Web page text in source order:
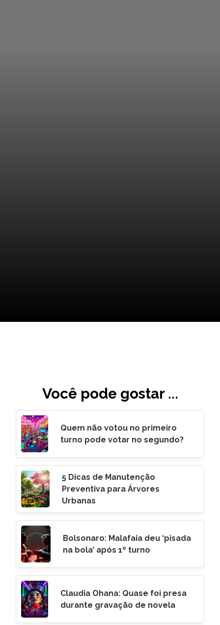
Você pode gostar ...
Quem não votou no primeiro
turno pode votar no segundo?
5 Dicas de Manutenção
Preventiva para Árvores
Urbanas
Bolsonaro: Malafaia deu ‘pisada
na bola’ após 1º turno
Claudia Ohana: Quase foi presa
durante gravação de novela